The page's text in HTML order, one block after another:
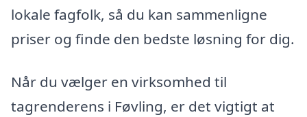
lokale fagfolk, så du kan sammenligne
priser og finde den bedste løsning for dig.
Når du vælger en virksomhed til
tagrenderens i Føvling, er det vigtigt at